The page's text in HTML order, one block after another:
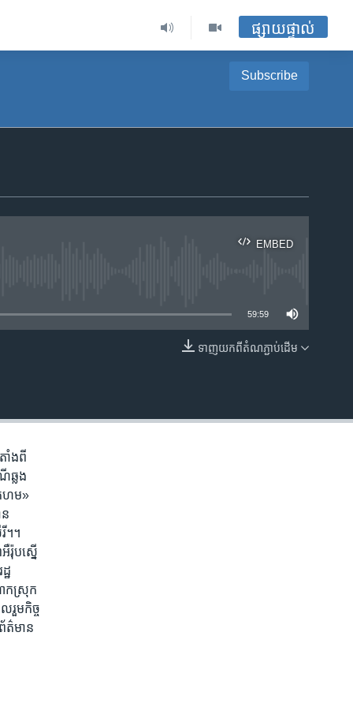
ផ្សាយផ្ទាល់
Subscribe
EMBED
EMBED
59:59
ទាញ​យក​ពី​តំណភ្ជាប់​ដើម
ាំង​ពី​
ឆ្លង​
ហម»​
ន​
។។
ប​ស្នើ​
ឋ​
ក​ស្រុក​
រួម​កិច្ច​
ត៌មាន​